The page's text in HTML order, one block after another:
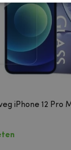
iPhone 12 Pro